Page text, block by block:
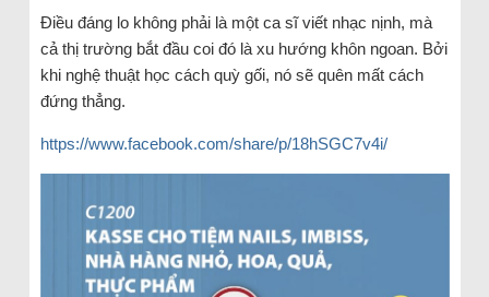
Điều đáng lo không phải là một ca sĩ viết nhạc nịnh, mà
cả thị trường bắt đầu coi đó là xu hướng khôn ngoan. Bởi
khi nghệ thuật học cách quỳ gối, nó sẽ quên mất cách
đứng thẳng.
https://www.facebook.com/share/p/18hSGC7v4i/